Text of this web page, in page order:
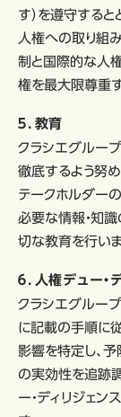
す）を遵守する
人権への取り組
制と国際的な人
権を最大限尊重
５．教育
クラシエグルー
徹底するよう努
テークホルダー
必要な情報・知
切な教育を行いま
６．人権デュー・
クラシエグルー
に記載の手順に
影響を特定し、
の実効性を追跡
ー・ディリジェン